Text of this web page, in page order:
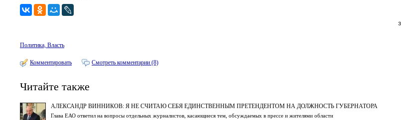
Политика, Власть
Комментировать Смотреть комментарии (8)
Читайте также
АЛЕКСАНДР ВИННИКОВ: Я НЕ СЧИТАЮ СЕБЯ ЕДИНСТВЕННЫМ ПРЕТЕНДЕНТОМ НА ДОЛЖНОСТЬ ГУБЕРНАТОРА
Глава ЕАО ответил на вопросы отдельных журналистов, касающиеся тем, обсуждаемых в прессе и жителями области